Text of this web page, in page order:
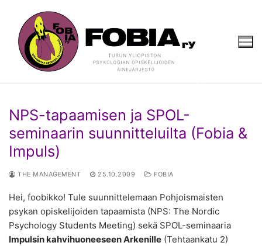
sisältöön
NPS-tapaamisen ja SPOL-
seminaarin suunnitteluilta (Fobia &
Impuls)
THE MANAGEMENT 25.10.2009 FOBIA
Hei, foobikko! Tule suunnittelemaan Pohjoismaisten
psykan opiskelijoiden tapaamista (NPS: The Nordic
Psychology Students Meeting) sekä SPOL-seminaaria
Impulsin kahvihuoneeseen Arkenille (Tehtaankatu 2)